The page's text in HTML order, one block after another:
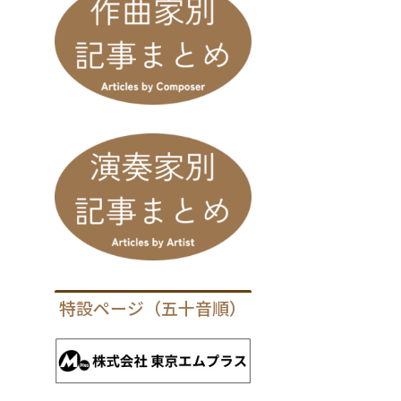
特設ページ（五十音順）